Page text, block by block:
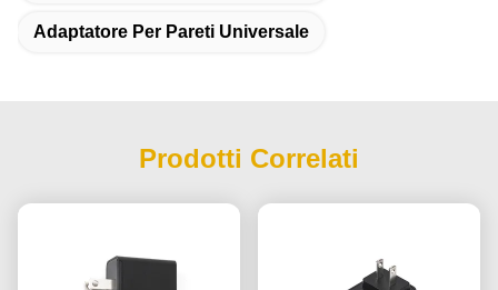
Adaptatore Per Pareti Universale
Prodotti Correlati